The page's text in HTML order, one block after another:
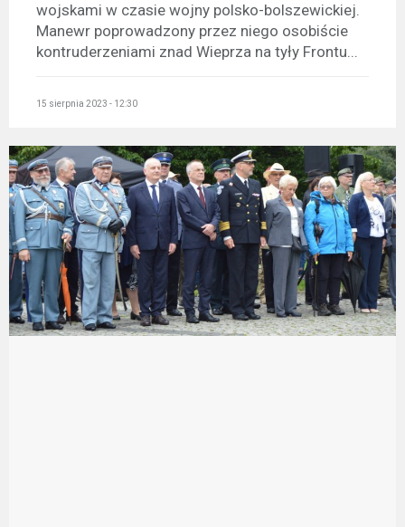
wojskami w czasie wojny polsko-bolszewickiej.
Manewr poprowadzony przez niego osobiście
kontruderzeniami znad Wieprza na tyły Frontu...
15 sierpnia 2023 - 12:30